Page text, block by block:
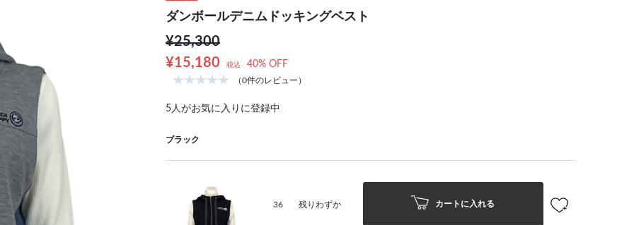
ダンボールデニムドッキングベスト
¥25,300
¥15,180
税込 40% OFF
（0件のレビュー）
5人がお気に入りに登録中
ブラック
36 残りわずか カートに入れる